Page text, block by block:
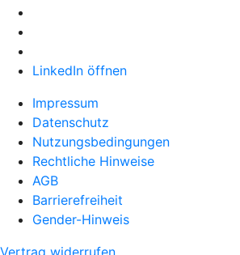
LinkedIn öffnen
Impressum
Datenschutz
Nutzungsbedingungen
Rechtliche Hinweise
AGB
Barrierefreiheit
Gender-Hinweis
Vertrag widerrufen